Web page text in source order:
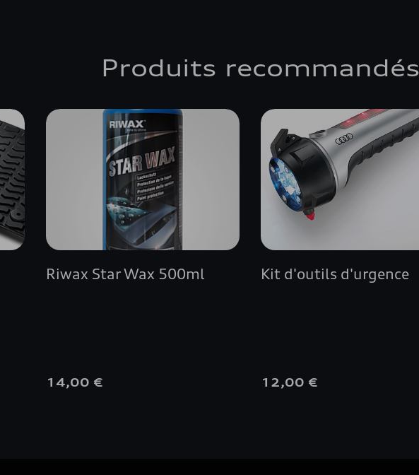
Produits
Riwax Star Wax 500ml
14,00 €
Kit d'outils d'urgence
12,00 €